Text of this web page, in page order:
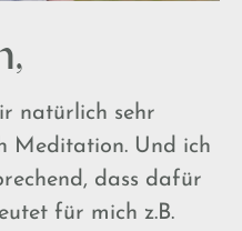
natürlich sehr
Meditation. Und ich
dass dafür
für mich z.B.